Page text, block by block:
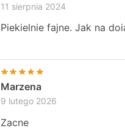
11 sierpnia 2024
Piekielnie fajne. Jak na
Marzena
9 lutego 2026
Zacne